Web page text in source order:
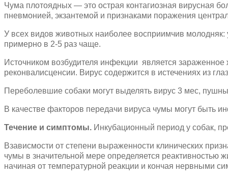
Чума плотоядных — это острая контагиозная вирусная
пневмонией, экзантемой и признаками поражения
У всех видов животных наиболее восприимчив
примерно в 2-5 раз чаще.
Источником возбудителя инфекции является
реконвалисценсии. Вирус содержится в истечениях из
Переболевшие собаки могут выделять вирус 3 мес,
В качестве факторов передачи вируса чумы могут
Течение и симптомы. Инкубационный период у собак,
Взависмости от степени выраженности клинических
чумы в значительной мере определяется реактивностью
начиная от температурной реакции и кончая нервными